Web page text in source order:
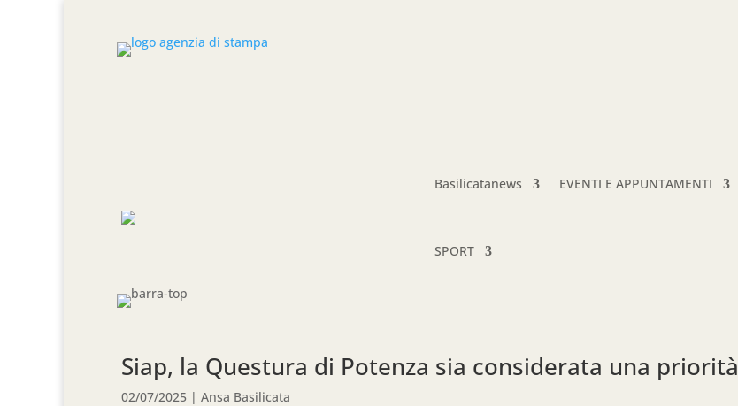
Basilicatanews EVENTI E APPUNTAMENTI
SPORT
Siap, la Questura di Potenza sia considerata una priorità
02/07/2025 | Ansa Basilicata